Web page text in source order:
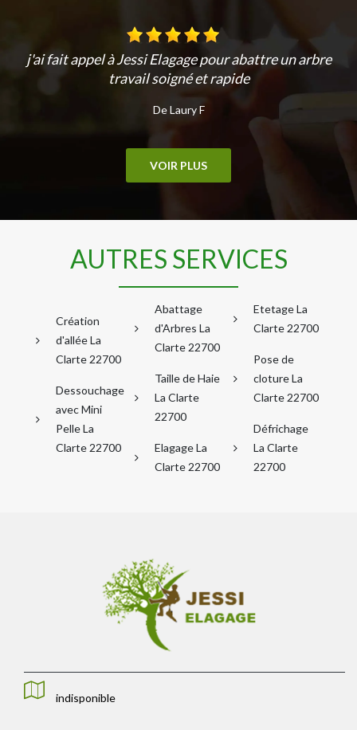
j'ai fait appel à Jessi Elagage pour abattre un arbre
travail soigné et rapide
De Laury F
VOIR PLUS
AUTRES SERVICES
Création
d'allée La
Clarte 22700
Dessouchage
avec Mini
Pelle La
Clarte 22700
Abattage
d'Arbres La
Clarte 22700
Taille de Haie
La Clarte
22700
Elagage La
Clarte 22700
Etetage La
Clarte 22700
Pose de
cloture La
Clarte 22700
Défrichage
La Clarte
22700
indisponible